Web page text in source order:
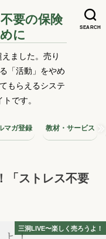
SEARCH
要の保険
に
ました。売り
「活動」をやめ
もらえるシステ
です。
マガ登録 教材・サービス
「ストレス不要
三洞LIVE〜楽しく売ろうよ！